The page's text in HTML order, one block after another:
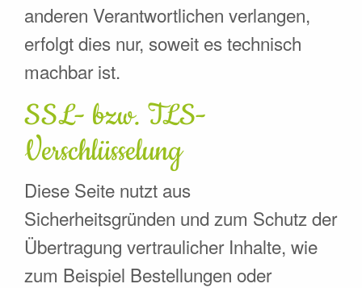
anderen Verantwortlichen verlangen,
erfolgt dies nur, soweit es technisch
machbar ist.
SSL- bzw. TLS-
Verschlüsselung
Diese Seite nutzt aus
Sicherheitsgründen und zum Schutz der
Übertragung vertraulicher Inhalte, wie
zum Beispiel Bestellungen oder